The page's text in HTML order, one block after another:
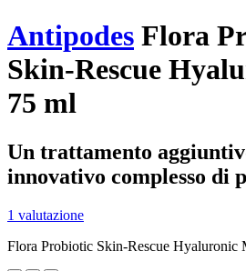
Antipodes Flora
Skin-Rescue
75 ml
Un trattamento
innovativo complesso di
1 valutazione
Flora Probiotic Skin-Rescue Hyaluronic